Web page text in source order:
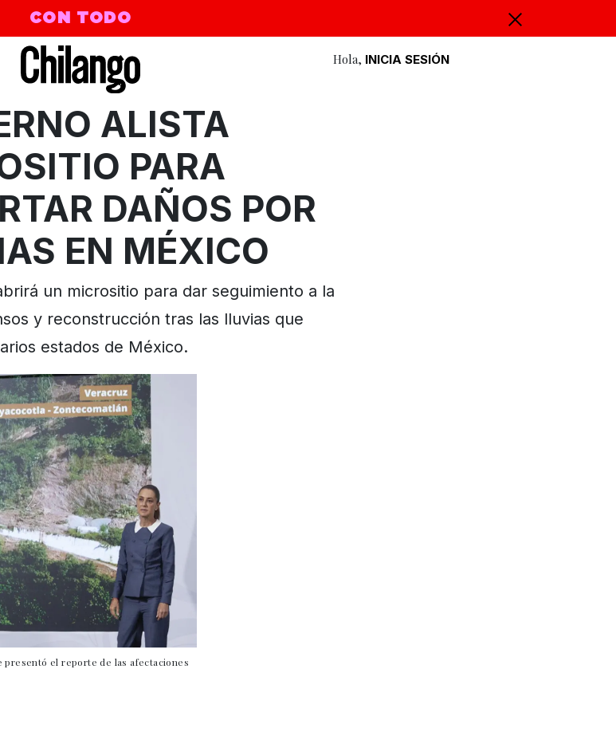
CON TODO
Hola, INICIA SESIÓN
ALISTA
PARA
DAÑOS POR
EN MÉXICO
un micrositio para dar seguimiento a la
y reconstrucción tras las lluvias que
estados de México.
presentó el reporte de las afectaciones